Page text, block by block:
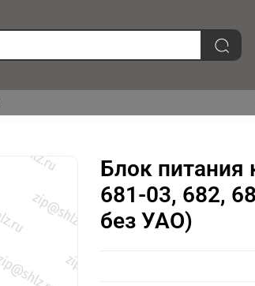
Блок питания
681-03, 682,
без УАО)